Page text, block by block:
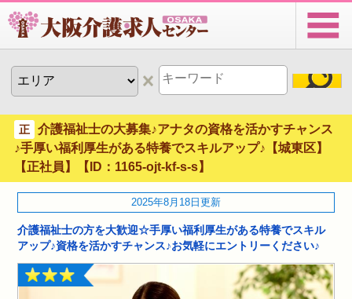
正
介護福祉士の大募集♪アナタの資格を活かすチャンス
♪手厚い福利厚生がある特養でスキルアップ♪【城東区】
【正社員】【ID：1165-ojt-kf-s-s】
2025年8月18日更新
介護福祉士の方を大歓迎☆手厚い福利厚生がある特養でスキル
アップ♪資格を活かすチャンス♪お気軽にエントリーください♪